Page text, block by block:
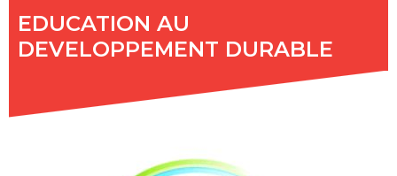
EDUCATION AU
DEVELOPPEMENT DURABLE